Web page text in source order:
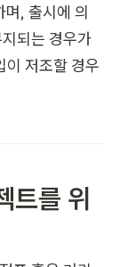
며, 출시에 의
되는 경우가
이 저조할 경우
트를 위